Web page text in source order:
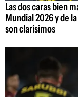
Las dos caras bien
Mundial 2026 y de
son clarísimos